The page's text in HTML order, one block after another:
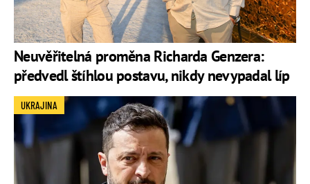
Neuvěřitelná proměna Richarda Genzera:
předvedl štíhlou postavu, nikdy nevypadal líp
UKRAJINA